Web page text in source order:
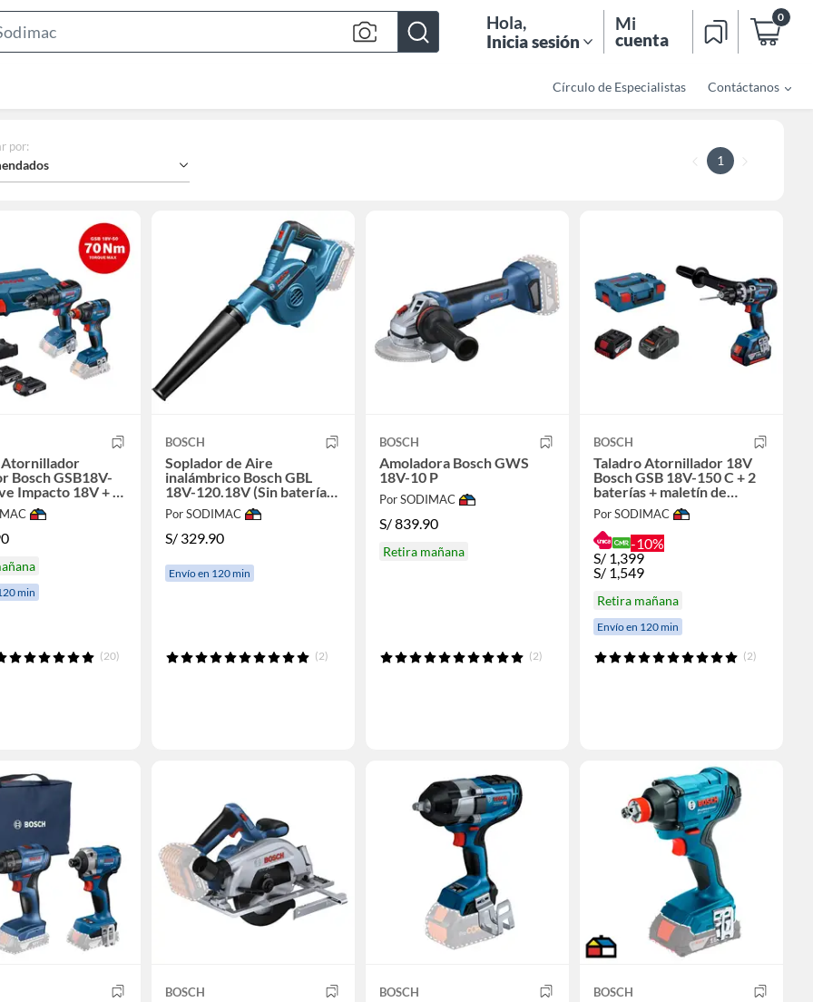
Bar
Hola,
Inicia sesión
Mi
cuenta
0
Círculo de Especialistas Contáctanos
por:
1
Atornillador
Bosch GSB18V-
Impacto 18V + 2
1 Cargador+
min
(20)
BOSCH
Soplador de Aire
inalámbrico Bosch GBL
18V-120.18V (Sin batería)
Bosch
Por SODIMAC
S/ 329.90
Envío en 120 min
(2)
BOSCH
Amoladora Bosch GWS
18V-10 P
Por SODIMAC
S/839.90
Retira mañana
(2)
BOSCH
Taladro Atornillador 18V
Bosch GSB 18V-150 C + 2
baterías + maletín de
plástico
Por SODIMAC
-10%
S/ 1,399
S/ 1,549
Retira mañana
Envío en 120 min
(2)
BOSCH BOSCH BOSCH